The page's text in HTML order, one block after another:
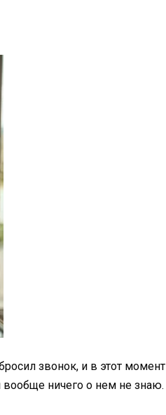
звонок, и в этот момент
ничего о нем не знаю.